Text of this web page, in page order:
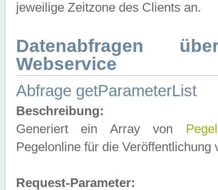
jeweilige Zeitzone des Clients an.
Datenabfragen
Webservice
Abfrage getParameterList
Beschreibung:
Generiert ein Array von
Pegelonline für die Veröffentlichung
Request-Parameter: